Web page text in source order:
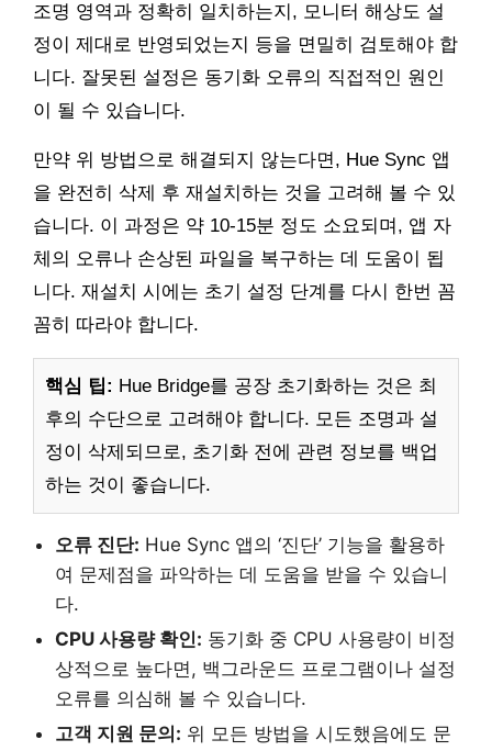
조명 영역과 정확히 일치하는지, 모니터 해상도 설
정이 제대로 반영되었는지 등을 면밀히 검토해야 합
니다. 잘못된 설정은 동기화 오류의 직접적인 원인
이 될 수 있습니다.
만약 위 방법으로 해결되지 않는다면, Hue Sync 앱
을 완전히 삭제 후 재설치하는 것을 고려해 볼 수 있
습니다. 이 과정은 약 10-15분 정도 소요되며, 앱 자
체의 오류나 손상된 파일을 복구하는 데 도움이 됩
니다. 재설치 시에는 초기 설정 단계를 다시 한번 꼼
꼼히 따라야 합니다.
핵심 팁: Hue Bridge를 공장 초기화하는 것은 최
후의 수단으로 고려해야 합니다. 모든 조명과 설
정이 삭제되므로, 초기화 전에 관련 정보를 백업
하는 것이 좋습니다.
오류 진단: Hue Sync 앱의 ‘진단’ 기능을 활용하
여 문제점을 파악하는 데 도움을 받을 수 있습니
다.
CPU 사용량 확인: 동기화 중 CPU 사용량이 비정
상적으로 높다면, 백그라운드 프로그램이나 설정
오류를 의심해 볼 수 있습니다.
고객 지원 문의: 위 모든 방법을 시도했음에도 문